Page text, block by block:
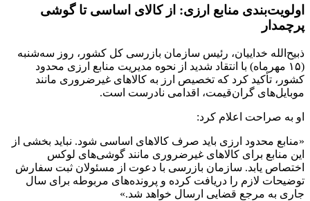
اولویت‌بندی منابع ارزی: از کالای اساسی تا گوشی
پرچمدار
ذبیح‌الله خداییان، رئیس سازمان بازرسی کل کشور، روز سه‌شنبه
(۱۵ مهرماه) با انتقاد شدید از نحوه مدیریت منابع ارزی محدود
کشور، تأکید کرد که تخصیص ارز به کالاهای غیرضروری مانند
موبایل‌های گران‌قیمت، اقدامی نادرست است.
او به صراحت اعلام کرد:
«منابع محدود ارزی باید صرف کالاهای اساسی شود. نباید بخشی از
این منابع برای کالاهای غیرضروری مانند گوشی‌های لوکس
اختصاص یابد. سازمان بازرسی با دعوت از مسئولان ثبت سفارش
توضیحات لازم را دریافت کرده و پرونده‌های مربوطه برای سال
جاری به مرجع قضایی ارسال خواهد شد.»